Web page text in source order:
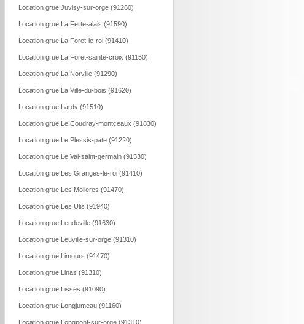
Location grue Juvisy-sur-orge (91260)
Location grue La Ferte-alais (91590)
Location grue La Foret-le-roi (91410)
Location grue La Foret-sainte-croix (91150)
Location grue La Norville (91290)
Location grue La Ville-du-bois (91620)
Location grue Lardy (91510)
Location grue Le Coudray-montceaux (91830)
Location grue Le Plessis-pate (91220)
Location grue Le Val-saint-germain (91530)
Location grue Les Granges-le-roi (91410)
Location grue Les Molieres (91470)
Location grue Les Ulis (91940)
Location grue Leudeville (91630)
Location grue Leuville-sur-orge (91310)
Location grue Limours (91470)
Location grue Linas (91310)
Location grue Lisses (91090)
Location grue Longjumeau (91160)
Location grue Longpont-sur-orge (91310)